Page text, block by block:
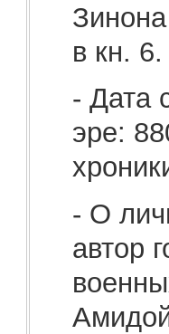
в кн. 6.
- Дата
эре:
- О
автор